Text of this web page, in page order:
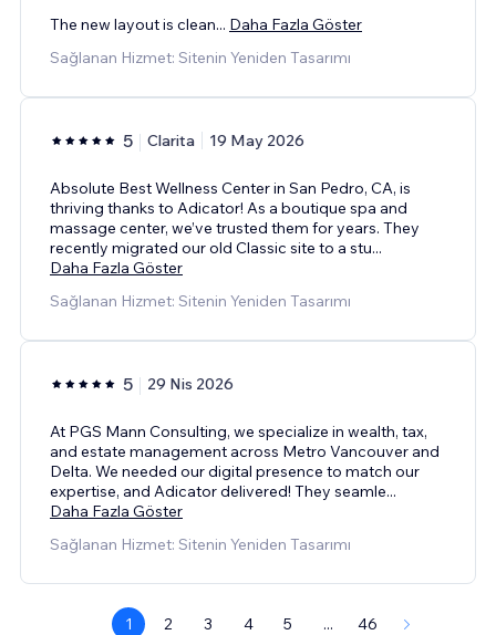
The new layout is clean... Daha Fazla Göster
Sağlanan Hizmet: Sitenin Yeniden Tasarımı
5 Clarita 19 May 2026
Absolute Best Wellness Center in San Pedro, CA, is
thriving thanks to Adicator! As a boutique spa and
massage center, we’ve trusted them for years. They
recently migrated our old Classic site to a stu...
Daha Fazla Göster
Sağlanan Hizmet: Sitenin Yeniden Tasarımı
5 29 Nis 2026
At PGS Mann Consulting, we specialize in wealth, tax,
and estate management across Metro Vancouver and
Delta. We needed our digital presence to match our
expertise, and Adicator delivered! They seamle...
Daha Fazla Göster
Sağlanan Hizmet: Sitenin Yeniden Tasarımı
1 2 3 4 5 ... 46